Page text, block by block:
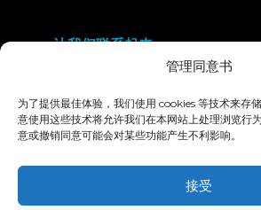
管理同意书
为了提供最佳体验，我们使用 cookies 等技术来存
意使用这些技术将允许我们在本网站上处理浏览行
意或撤销同意可能会对某些功能产生不利影响。
接受
让我们联系起来
© 2026 True Fitness. All
隐私政策
无障碍声明